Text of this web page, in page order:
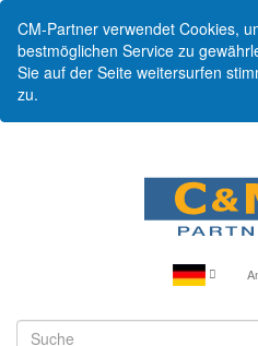
CM-Partner verwendet Cookies,
bestmöglichen Service zu
Sie auf der Seite weitersurfen
zu.